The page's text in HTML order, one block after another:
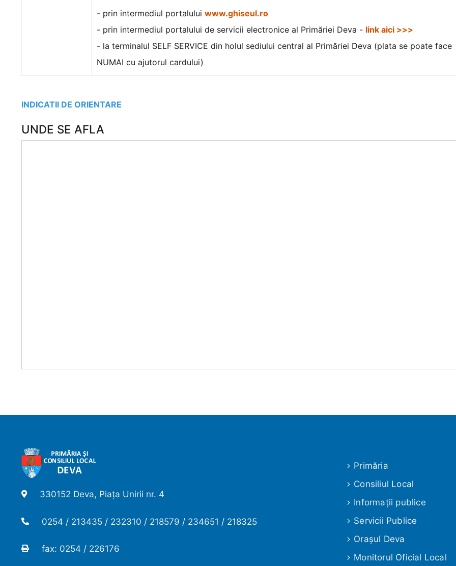
- prin intermediul portalului www.ghiseul.ro
- prin intermediul portalului de servicii electronice al Primăriei Deva - link aici >>>
- la terminalul SELF SERVICE din holul sediului central al Primăriei Deva (plata se poate face
NUMAI cu ajutorul cardului)
INDICATII DE ORIENTARE
UNDE SE AFLA
330152 Deva, Piața Unirii nr. 4
0254 / 213435 / 232310 / 218579 / 234651 / 218325
fax: 0254 / 226176
Primăria
Consiliul Local
Informaţii publice
Servicii Publice
Oraşul Deva
Monitorul Oficial Local